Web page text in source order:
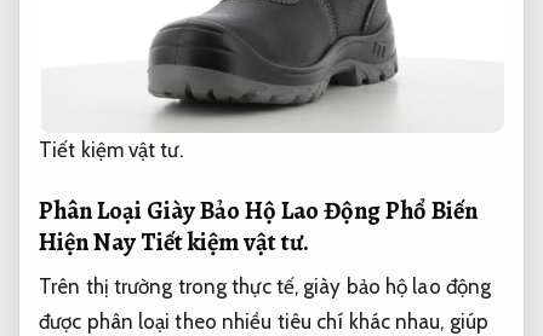
Tiết kiệm vật tư.
Phân Loại Giày Bảo Hộ Lao Động Phổ Biến
Hiện NayTiết kiệm vật tư.
Trên thị trường trong thực tế, giày bảo hộ lao động
được phân loại theo nhiều tiêu chí khác nhau, giúp